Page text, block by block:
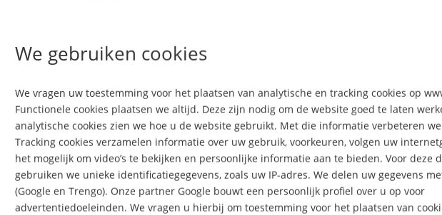
We gebruiken cookies
We vragen uw toestemming voor het plaatsen van analytische en tracking cookies op
Functionele cookies plaatsen we altijd. Deze zijn nodig om de website goed te laten
analytische cookies zien we hoe u de website gebruikt. Met die informatie verbeteren
Tracking cookies verzamelen informatie over uw gebruik, voorkeuren, volgen uw
het mogelijk om video’s te bekijken en persoonlijke informatie aan te bieden. Voor deze
gebruiken we unieke identificatiegegevens, zoals uw IP-adres. We delen uw gegevens
(Google en Trengo). Onze partner Google bouwt een persoonlijk profiel over u op voor
advertentiedoeleinden. We vragen u hierbij om toestemming voor het plaatsen van
gaan? Er zijn verschillende mogelijkheden, maar dat vraagt wel om
de vakantiebestemming bijvoorbeeld geschikte zorgvoorzieningen heeft
is.
nodig hebt
naar het buitenland? Controleer dan of je voor deze medicijnen een
van medicijnen waar je een verklaring voor nodig hebt op de website van